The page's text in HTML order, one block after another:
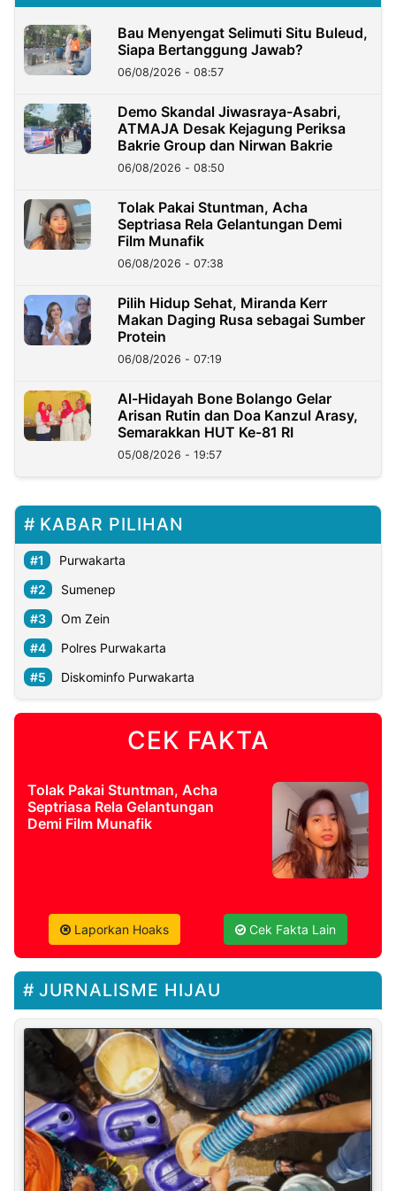
Bau Menyengat Selimuti Situ Buleud,
Siapa Bertanggung Jawab?
06/08/2026 - 08:57
Demo Skandal Jiwasraya-Asabri,
ATMAJA Desak Kejagung Periksa
Bakrie Group dan Nirwan Bakrie
06/08/2026 - 08:50
Tolak Pakai Stuntman, Acha
Septriasa Rela Gelantungan Demi
Film Munafik
06/08/2026 - 07:38
Pilih Hidup Sehat, Miranda Kerr
Makan Daging Rusa sebagai Sumber
Protein
06/08/2026 - 07:19
Al-Hidayah Bone Bolango Gelar
Arisan Rutin dan Doa Kanzul Arasy,
Semarakkan HUT Ke-81 RI
05/08/2026 - 19:57
KABAR PILIHAN
Purwakarta
Sumenep
Om Zein
Polres Purwakarta
Diskominfo Purwakarta
CEK FAKTA
Tolak Pakai Stuntman, Acha
Septriasa Rela Gelantungan
Demi Film Munafik
Laporkan Hoaks Cek Fakta Lain
JURNALISME HIJAU